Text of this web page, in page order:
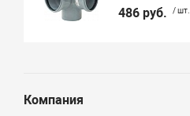
486 руб. / шт.
Компания